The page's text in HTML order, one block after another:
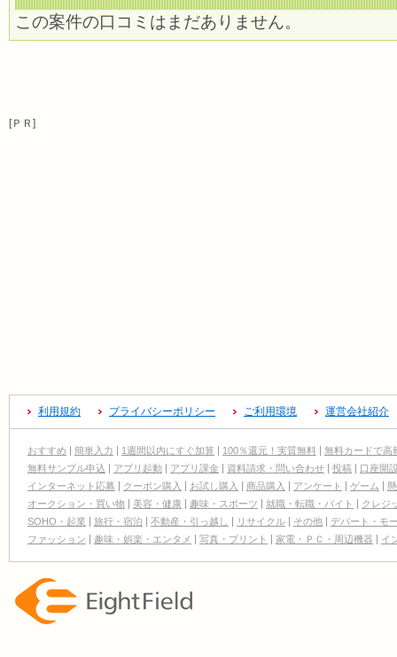
この案件の口コミはまだありません。
[ＰＲ]
利用規約 プライバシーポリシー ご利用環境 運営会社紹介
おすすめ 簡単入力 1週間以内にすぐ加算 100％還元！実質無料
無料カードで高
無料サンプル申込
アプリ起動 アプリ課金 資料請求・問い合わせ 投稿
口座開
インターネット応募
クーポン購入 お試し購入 商品購入 アンケート ゲーム
オークション・買い物
美容・健康 趣味・スポーツ 就職・転職・バイト
クレジ
SOHO・起業
旅行・宿泊 不動産・引っ越し リサイクル その他
デパート・モ
ファッション
趣味・娯楽・エンタメ 写真・プリント 家電・ＰＣ・周辺機器 イ